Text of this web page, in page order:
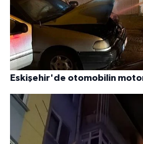
Eskişehir'de otomobilin